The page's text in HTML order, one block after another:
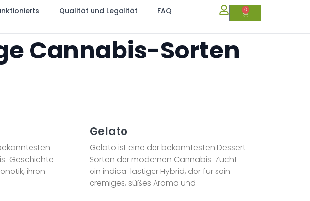
Qualität und Legalität FAQ 0
Cannabis-Sorten
Geschichte
ihren
Gelato
Gelato ist eine der bekanntesten Dessert-
Sorten der modernen Cannabis-Zucht –
ein indica-lastiger Hybrid, der für sein
cremiges, süßes Aroma und